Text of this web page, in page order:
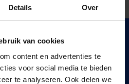
Details Over
van cookies
content en advertenties te
voor social media te bieden
te analyseren. Ook delen we
IN EN DOE DE CHECK.
in en doe de check. Binnen vier
Jeugdfonds Sport & Cultuur
de club kan betalen.